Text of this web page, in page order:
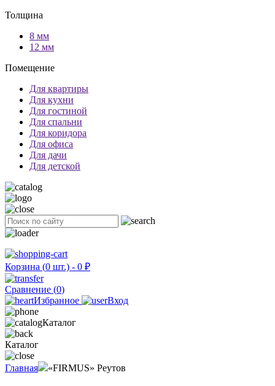
Толщина
8 мм
12 мм
Помещение
Для квартиры
Для кухни
Для гостиной
Для спальни
Для коридора
Для офиса
Для дачи
Для детской
Корзина (0 шт.) - 0 ₽
Сравнение (0)
Избранное
Вход
Каталог
Каталог
Главная «FIRMUS» Реутов